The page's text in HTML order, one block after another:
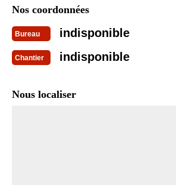
Nos coordonnées
Bureau indisponible
Chantier indisponible
Nous localiser